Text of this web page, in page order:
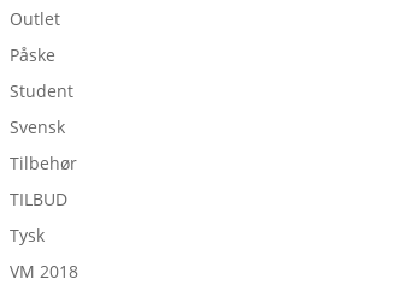
Outlet
Påske
Student
Svensk
Tilbehør
TILBUD
Tysk
VM 2018